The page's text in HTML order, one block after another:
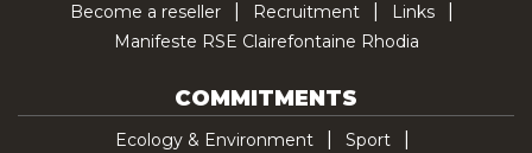
Become a reseller
Recruitment
Links
Manifeste RSE Clairefontaine Rhodia
COMMITMENTS
Ecology & Environment
Sport